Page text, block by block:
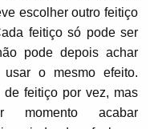
escolher outro feitiço
feitiço só pode ser
pode depois achar
o mesmo efeito.
feitiço por vez, mas
momento acabar